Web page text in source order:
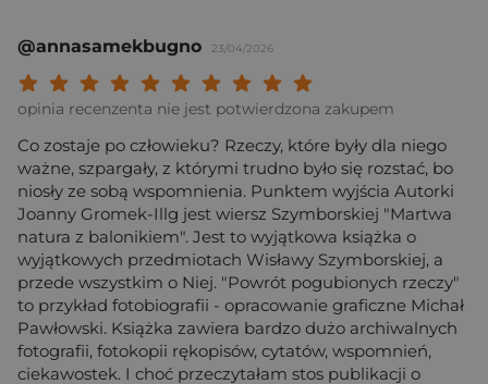
@annasamekbugno 23/04/2026
Twoja ocena:
Twoja ocena: Wybitna 9/
Twoja ocena: Rewelacyjna 8/
Twoja ocena: Bardzo dobra 7/10"
Twoja ocena: Dobra 6/10"
Twoja ocena: Przeciętna 5/10"
Twoja ocena: Może być 4/10"
Twoja ocena: Słaba 3/10"
Twoja ocena: Bardzo słaba 2/10"
Twoja ocena: Beznadziejna 1/10"
opinia recenzenta nie jest potwierdzona zakupem
Co zostaje po człowieku? Rzeczy, które były dla niego
ważne, szpargały, z którymi trudno było się rozstać, bo
niosły ze sobą wspomnienia. Punktem wyjścia Autorki
Joanny Gromek-Illg jest wiersz Szymborskiej "Martwa
natura z balonikiem". Jest to wyjątkowa książka o
wyjątkowych przedmiotach Wisławy Szymborskiej, a
przede wszystkim o Niej. "Powrót pogubionych rzeczy"
to przykład fotobiografii - opracowanie graficzne Michał
Pawłowski. Książka zawiera bardzo dużo archiwalnych
fotografii, fotokopii rękopisów, cytatów, wspomnień,
ciekawostek. I choć przeczytałam stos publikacji o